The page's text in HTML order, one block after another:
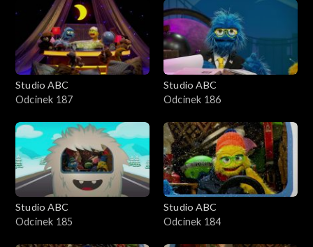
Studio ABC
Odcinek 187
Studio ABC
Odcinek 186
Studio ABC
Odcinek 185
Studio ABC
Odcinek 184